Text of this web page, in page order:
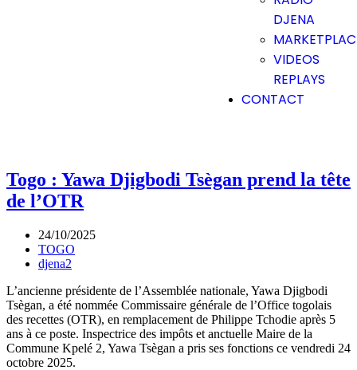
DJENA
VIDEOS
REPLAYS
CONTACT
Togo : Yawa Djigbodi Tsègan prend la tête
de l’OTR
24/10/2025
TOGO
djena2
L’ancienne présidente de l’Assemblée nationale, Yawa Djigbodi
Tsègan, a été nommée Commissaire générale de l’Office togolais
des recettes (OTR), en remplacement de Philippe Tchodie après 5
ans à ce poste. Inspectrice des impôts et anctuelle Maire de la
Commune Kpelé 2, Yawa Tsègan a pris ses fonctions ce vendredi 24
octobre 2025.